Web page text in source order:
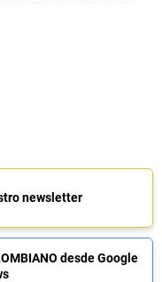
newsletter
desde Google